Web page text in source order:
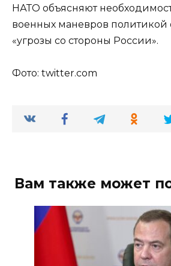
НАТО объясняют
военных маневров
«угрозы со стороны России».
Фото: twitter.com
Вам также может